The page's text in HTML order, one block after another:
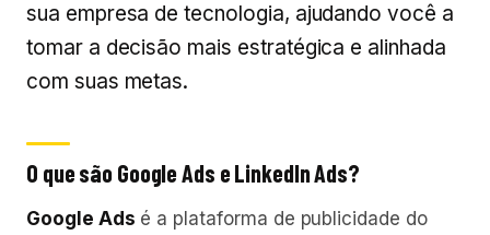
sua empresa de tecnologia, ajudando você a
tomar a decisão mais estratégica e alinhada
com suas metas.
O que são Google Ads e LinkedIn Ads?
Google Ads é a plataforma de publicidade do